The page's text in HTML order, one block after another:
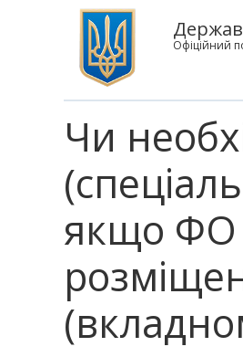
Офіційний
Чи
якщо ФО